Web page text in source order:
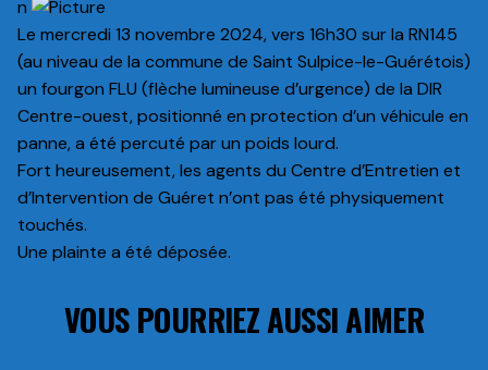
n
Le mercredi 13 novembre 2024, vers 16h30 sur la RN145
(au niveau de la commune de Saint Sulpice-le-Guérétois)
un fourgon FLU (flèche lumineuse d’urgence) de la DIR
Centre-ouest, positionné en protection d’un véhicule en
panne, a été percuté par un poids lourd.
Fort heureusement, les agents du Centre d’Entretien et
d’Intervention de Guéret n’ont pas été physiquement
touchés.
Une plainte a été déposée.
VOUS POURRIEZ AUSSI AIMER